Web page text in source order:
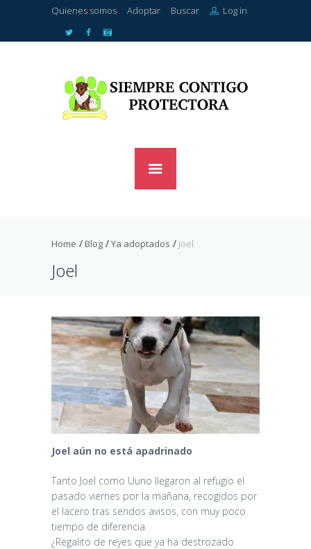
Quienes somos Adoptar Buscar Log in
Home Blog Ya adoptados Joel
Joel
Joel aún no está apadrinado
Tanto Joel como Uuno llegaron al refugio el
pasado viernes por la mañana, recogidos por
el lacero tras sendos avisos, con muy poco
tiempo de diferencia.
¿Regalito de reyes que ya ha destrozado